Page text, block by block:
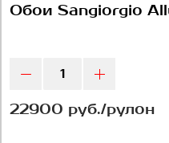
Обои Sangiorgio
22900 руб./рулон